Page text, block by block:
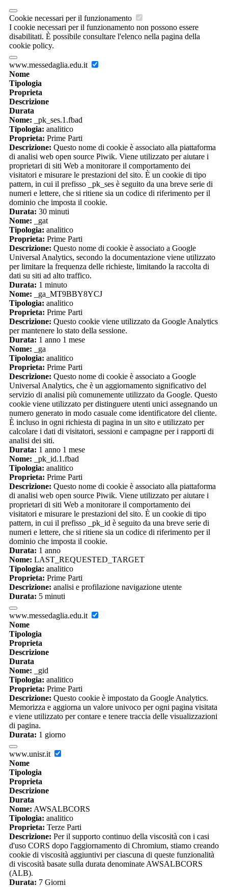
Cookie necessari per il funzionamento
I cookie necessari per il funzionamento non possono essere
disabilitati. È possibile consultare l'elenco nella pagina della
cookie policy.
www.messedaglia.edu.it
Nome
Tipologia
Proprieta
Descrizione
Durata
Nome: _pk_ses.1.fbad
Tipologia: analitico
Proprieta: Prime Parti
Descrizione: Questo nome di cookie è associato alla piattaforma
di analisi web open source Piwik. Viene utilizzato per aiutare i
proprietari di siti Web a monitorare il comportamento dei
visitatori e misurare le prestazioni del sito. È un cookie di tipo
pattern, in cui il prefisso _pk_ses è seguito da una breve serie di
numeri e lettere, che si ritiene sia un codice di riferimento per il
dominio che imposta il cookie.
Durata: 30 minuti
Nome: _gat
Tipologia: analitico
Proprieta: Prime Parti
Descrizione: Questo nome di cookie è associato a Google
Universal Analytics, secondo la documentazione viene utilizzato
per limitare la frequenza delle richieste, limitando la raccolta di
dati su siti ad alto traffico.
Durata: 1 minuto
Nome: _ga_MT9BBY8YCJ
Tipologia: analitico
Proprieta: Prime Parti
Descrizione: Questo cookie viene utilizzato da Google Analytics
per mantenere lo stato della sessione.
Durata: 1 anno 1 mese
Nome: _ga
Tipologia: analitico
Proprieta: Prime Parti
Descrizione: Questo nome di cookie è associato a Google
Universal Analytics, che è un aggiornamento significativo del
servizio di analisi più comunemente utilizzato da Google. Questo
cookie viene utilizzato per distinguere utenti unici assegnando un
numero generato in modo casuale come identificatore del cliente.
È incluso in ogni richiesta di pagina in un sito e utilizzato per
calcolare i dati di visitatori, sessioni e campagne per i rapporti di
analisi dei siti.
Durata: 1 anno 1 mese
Nome: _pk_id.1.fbad
Tipologia: analitico
Proprieta: Prime Parti
Descrizione: Questo nome di cookie è associato alla piattaforma
di analisi web open source Piwik. Viene utilizzato per aiutare i
proprietari di siti Web a monitorare il comportamento dei
visitatori e misurare le prestazioni del sito. È un cookie di tipo
pattern, in cui il prefisso _pk_id è seguito da una breve serie di
numeri e lettere, che si ritiene sia un codice di riferimento per il
dominio che imposta il cookie.
Durata: 1 anno
Nome: LAST_REQUESTED_TARGET
Tipologia: analitico
Proprieta: Prime Parti
Descrizione: analisi e profilazione navigazione utente
Durata: 5 minuti
www.messedaglia.edu.it
Nome
Tipologia
Proprieta
Descrizione
Durata
Nome: _gid
Tipologia: analitico
Proprieta: Prime Parti
Descrizione: Questo cookie è impostato da Google Analytics.
Memorizza e aggiorna un valore univoco per ogni pagina visitata
e viene utilizzato per contare e tenere traccia delle visualizzazioni
di pagina.
Durata: 1 giorno
www.unisr.it
Nome
Tipologia
Proprieta
Descrizione
Durata
Nome: AWSALBCORS
Tipologia: analitico
Proprieta: Terze Parti
Descrizione: Per il supporto continuo della viscosità con i casi
d'uso CORS dopo l'aggiornamento di Chromium, stiamo creando
cookie di viscosità aggiuntivi per ciascuna di queste funzionalità
di viscosità basate sulla durata denominate AWSALBCORS
(ALB).
Durata: 7 Giorni